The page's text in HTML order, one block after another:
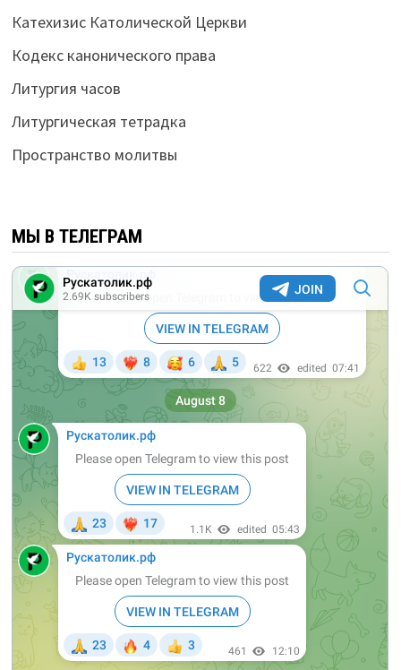
Катехизис Католической Церкви
Кодекс канонического права
Литургия часов
Литургическая тетрадка
Пространство молитвы
МЫ В ТЕЛЕГРАМ